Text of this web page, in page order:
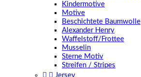
Kindermotive
Motive
Beschichtete Baumwolle
Alexander Henry
Waffelstoff/Frottee
Musselin
Sterne Motiv
Streifen / Stripes
  Jersey